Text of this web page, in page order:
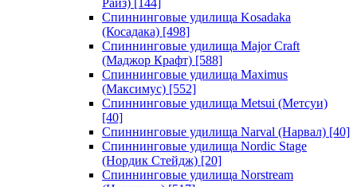
Райз) [144]
Спиннинговые удилища Kosadaka
(Косадака) [498]
Спиннинговые удилища Major Craft
(Маджор Крафт) [588]
Спиннинговые удилища Maximus
(Максимус) [552]
Спиннинговые удилища Metsui (Метсуи)
[40]
Спиннинговые удилища Narval (Нарвал) [40]
Спиннинговые удилища Nordic Stage
(Нордик Стейдж) [20]
Спиннинговые удилища Norstream